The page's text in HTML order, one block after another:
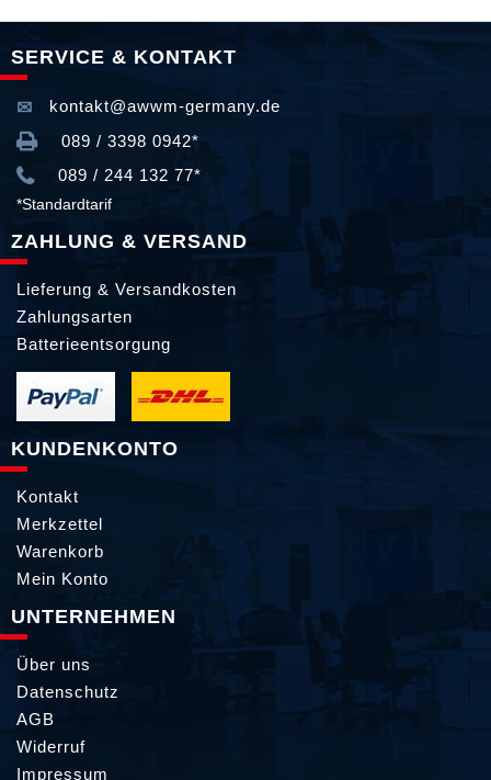
SERVICE & KONTAKT
kontakt@awwm-germany.de
089 / 3398 0942*
089 / 244 132 77*
*Standardtarif
ZAHLUNG & VERSAND
Lieferung & Versandkosten
Zahlungsarten
Batterieentsorgung
KUNDENKONTO
Kontakt
Merkzettel
Warenkorb
Mein Konto
UNTERNEHMEN
Über uns
Datenschutz
AGB
Widerruf
Impressum